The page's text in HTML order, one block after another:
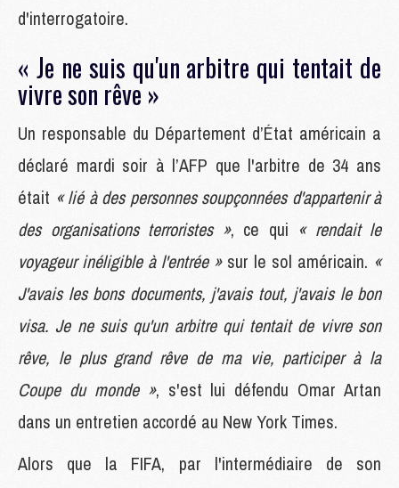
d'interrogatoire.
« Je ne suis qu'un arbitre qui tentait de
vivre son rêve »
Un responsable du Département d’État américain a
déclaré mardi soir à l’AFP que l'arbitre de 34 ans
était « lié à des personnes soupçonnées d'appartenir à
des organisations terroristes », ce qui « rendait le
voyageur inéligible à l'entrée »sur le sol américain. «
J'avais les bons documents, j'avais tout, j'avais le bon
visa. Je ne suis qu'un arbitre qui tentait de vivre son
rêve, le plus grand rêve de ma vie, participer à la
Coupe du monde », s'est lui défendu Omar Artan
dans un entretien accordé au New York Times.
Alors que la FIFA, par l'intermédiaire de son